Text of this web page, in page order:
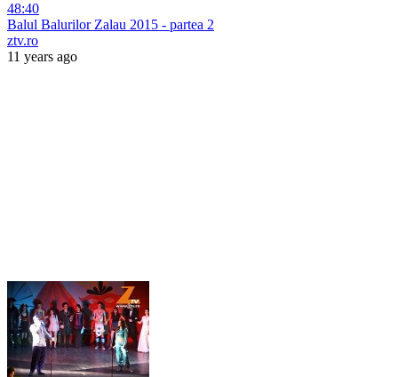
48:40
Balul Balurilor Zalau 2015 - partea 2
ztv.ro
11 years ago